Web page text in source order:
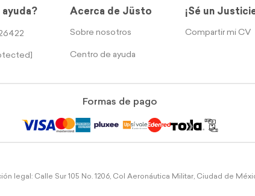
Acerca de Jüsto
Sobre nosotros
Centro de ayuda
¡Sé un
Compartir mi CV
Formas de pago
legal: Calle Sur 105 No. 1206, Col Aeronáutica Militar, Ciudad de